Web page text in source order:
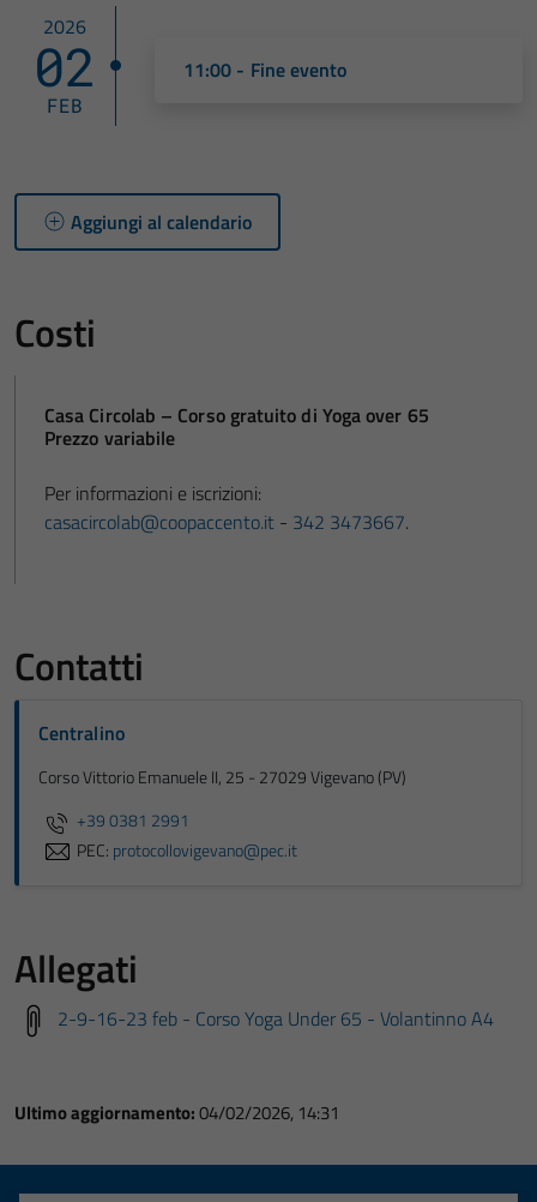
2026
02
FEB
11:00 - Fine evento
Aggiungi al calendario
Costi
Casa Circolab – Corso gratuito di Yoga over 65
Prezzo variabile
Per informazioni e iscrizioni:
casacircolab@coopaccento.it - 342 3473667.
Contatti
Centralino
Corso Vittorio Emanuele II, 25 - 27029 Vigevano (PV)
+39 0381 2991
PEC: protocollovigevano@pec.it
Allegati
2-9-16-23 feb - Corso Yoga Under 65 - Volantinno A4
Ultimo aggiornamento:04/02/2026, 14:31